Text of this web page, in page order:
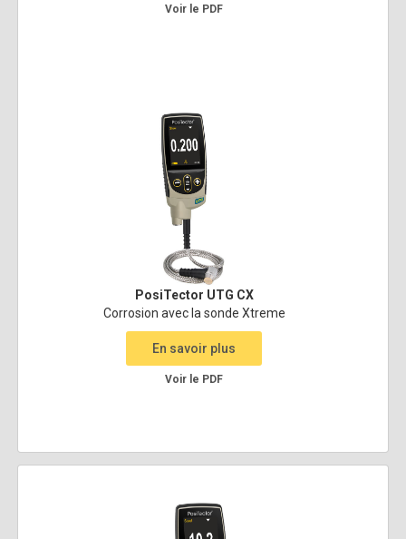
Voir le PDF
PosiTector UTG CX
Corrosion avec la sonde Xtreme
En savoir plus
Voir le PDF